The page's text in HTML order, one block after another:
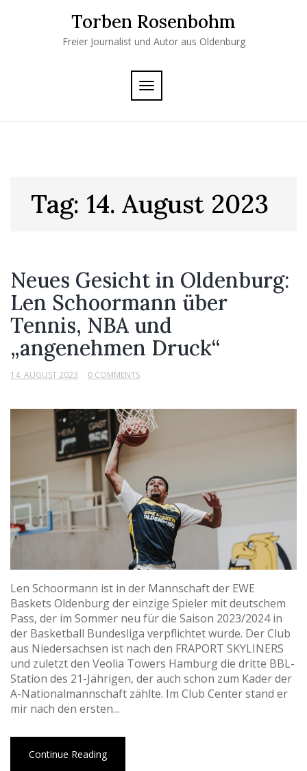
Torben Rosenbohm
Freier Journalist und Autor aus Oldenburg
TOGGLE
NAVIGATION
Tag: 14. August 2023
Neues Gesicht in Oldenburg:
Len Schoormann über
Tennis, NBA und
„angenehmen Druck“
14. AUGUST 2023 0 COMMENTS
Len Schoormann ist in der Mannschaft der EWE
Baskets Oldenburg der einzige Spieler mit deutschem
Pass, der im Sommer neu für die Saison 2023/2024 in
der Basketball Bundesliga verpflichtet wurde. Der Club
aus Niedersachsen ist nach den FRAPORT SKYLINERS
und zuletzt den Veolia Towers Hamburg die dritte BBL-
Station des 21-Jährigen, der auch schon zum Kader der
A-Nationalmannschaft zählte. Im Club Center stand er
mir nach den ersten...
Continue Reading